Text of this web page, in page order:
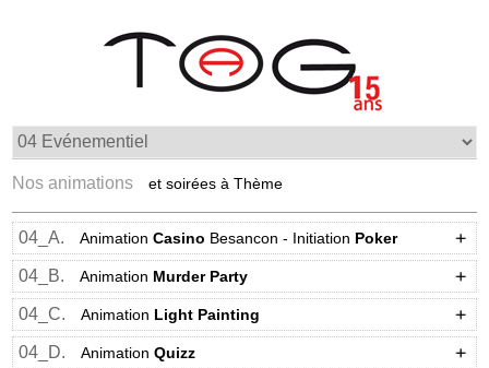
Nos animations et soirées à Thème
04_A. AnimationCasino Besancon - Initiation Poker
04_B. Animation Murder Party
04_C. Animation Light Painting
04_D. AnimationQuizz